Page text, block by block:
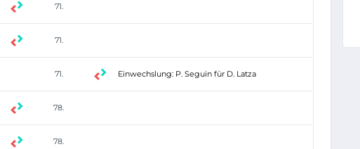
71.
71.
71. Einwechslung: P. Seguin für D. Latza
78.
78.